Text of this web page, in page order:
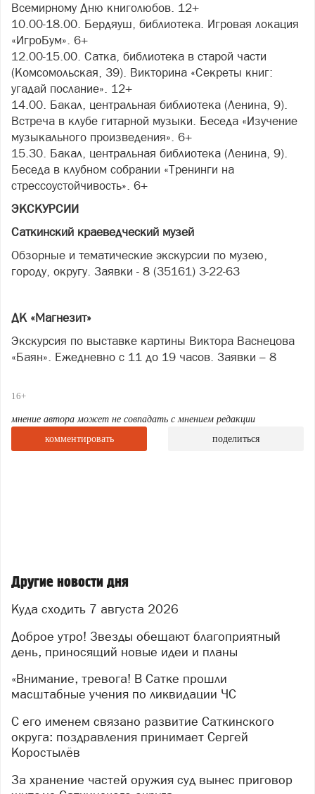
Всемирному Дню книголюбов. 12+
10.00-18.00. Бердяуш, библиотека. Игровая локация
«ИгроБум». 6+
12.00-15.00. Сатка, библиотека в старой части
(Комсомольская, 39). Викторина «Секреты книг:
угадай послание». 12+
14.00. Бакал, центральная библиотека (Ленина, 9).
Встреча в клубе гитарной музыки. Беседа «Изучение
музыкального произведения». 6+
15.30. Бакал, центральная библиотека (Ленина, 9).
Беседа в клубном собрании «Тренинги на
стрессоустойчивость». 6+
ЭКСКУРСИИ
Саткинский краеведческий музей
Обзорные и тематические экскурсии по музею,
городу, округу. Заявки - 8 (35161) 3-22-63
ДК «Магнезит»
Экскурсия по выставке картины Виктора Васнецова
«Баян». Ежедневно с 11 до 19 часов. Заявки – 8
Сатка, городская библиотека семейного чтения на
Западном, 6
«Книжный путешественник». 12+
ВЫСТАВКИ
ДК «Магнезит»
Вход свободный, с 11 до 19 часов. 0+
- «Выставка-ностальгия» (фотовыставка в рамках
проекта «Сатка: код города»). Сквер. 0+
- 11.00-19.00. Фотовыставка «Вечно живые». 0+
Бакал, ДК горняков
-10.00-17.00. «Гостиная волшебства». Выставка-
ярмарка работ мастериц прикладного творчества
«Делава». Вход 50 рублей. 6+
-10.00-17.00. «Птицы России». Персональная
16+
мнение автора может не совпадать с мнением редакции
комментировать
поделиться
Другие новости дня
Куда сходить 7 августа 2026
Доброе утро! Звезды обещают благоприятный
день, приносящий новые идеи и планы
«Внимание, тревога! В Сатке прошли
масштабные учения по ликвидации ЧС
С его именем связано развитие Саткинского
округа: поздравления принимает Сергей
Коростылёв
За хранение частей оружия суд вынес приговор